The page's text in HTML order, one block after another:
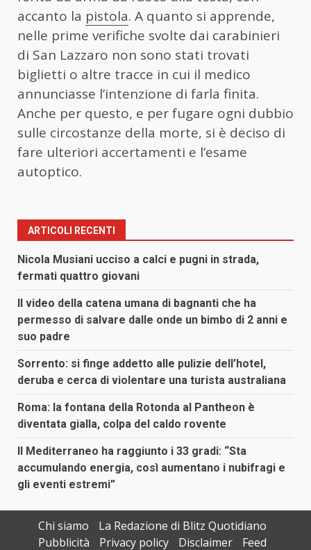
accanto la pistola. A quanto si apprende,
nelle prime verifiche svolte dai carabinieri
di San Lazzaro non sono stati trovati
biglietti o altre tracce in cui il medico
annunciasse l’intenzione di farla finita.
Anche per questo, e per fugare ogni dubbio
sulle circostanze della morte, si è deciso di
fare ulteriori accertamenti e l’esame
autoptico.
ARTICOLI RECENTI
Nicola Musiani ucciso a calci e pugni in strada,
fermati quattro giovani
Il video della catena umana di bagnanti che ha
permesso di salvare dalle onde un bimbo di 2 anni e
suo padre
Sorrento: si finge addetto alle pulizie dell’hotel,
deruba e cerca di violentare una turista australiana
Roma: la fontana della Rotonda al Pantheon è
diventata gialla, colpa del caldo rovente
Il Mediterraneo ha raggiunto i 33 gradi: “Sta
accumulando energia, così aumentano i nubifragi e
gli eventi estremi”
Chi siamo
La Redazione di Blitz Quotidiano
Pubblicità
Privacy policy Disclaimer Feed